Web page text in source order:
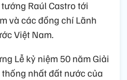
Raúl Castro tới
và các đồng chí Lãnh
Việt Nam.
Lễ kỷ niệm 50 năm Giải
nhất đất nước của